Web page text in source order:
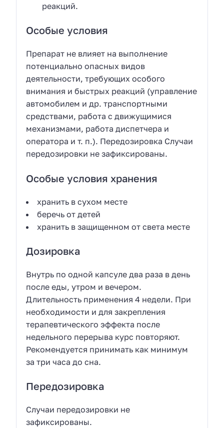
реакций.
Особые условия
Препарат не влияет на выполнение
потенциально опасных видов
деятельности, требующих особого
внимания и быстрых реакций (управление
автомобилем и др. транспортными
средствами, работа с движущимися
механизмами, работа диспетчера и
оператора и т. п.). Передозировка Случаи
передозировки не зафиксированы.
Особые условия хранения
хранить в сухом месте
беречь от детей
хранить в защищенном от света месте
Дозировка
Внутрь по одной капсуле два раза в день
после еды, утром и вечером.
Длительность применения 4 недели. При
необходимости и для закрепления
терапевтического эффекта после
недельного перерыва курс повторяют.
Рекомендуется принимать как минимум
за три часа до сна.
Передозировка
Случаи передозировки не
зафиксированы.